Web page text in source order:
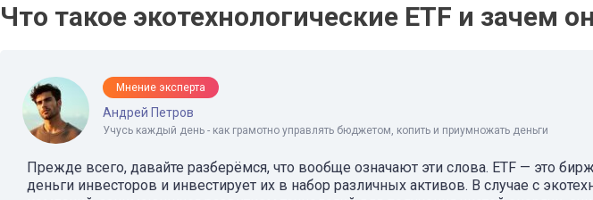
Что такое экотехнологические ETF и зачем
Мнение эксперта
Андрей Петров
Учусь каждый день - как грамотно управлять бюджетом, копить и приумножать деньги
Прежде всего, давайте разберёмся, что вообще означают эти слова. ETF — это
деньги инвесторов и инвестирует их в набор различных активов. В случае с